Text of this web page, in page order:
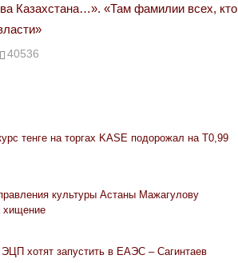
Казахстана…». «Там фамилии всех, кто
40536
тенге на торгах KASE подорожал на Т0,99
культуры Астаны Мажагулову
хищение
хотят запустить в ЕАЭС – Сагинтаев